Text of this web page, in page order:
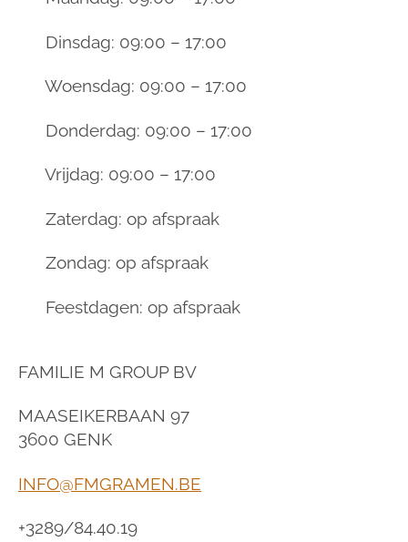
Dinsdag: 09:00 – 17:00
Woensdag: 09:00 – 17:00
Donderdag: 09:00 – 17:00
Vrijdag: 09:00 – 17:00
Zaterdag: op afspraak
Zondag: op afspraak
Feestdagen: op afspraak
FAMILIE M GROUP BV
MAASEIKERBAAN 97
3600 GENK
INFO@FMGRAMEN.BE
+3289/84.40.19